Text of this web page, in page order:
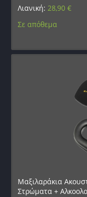
Λιανική:28,90€
Σε απόθεμα
Μαξιλαράκια
Στρώματα +